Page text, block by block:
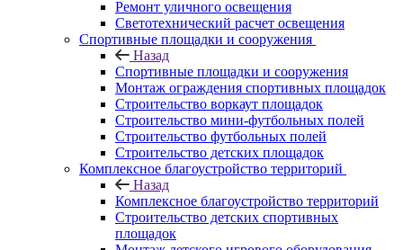
Ремонт уличного освещения
Светотехнический расчет освещения
Спортивные площадки и сооружения
Назад
Спортивные площадки и сооружения
Монтаж ограждения спортивных площадок
Строительство воркаут площадок
Строительство мини-футбольных полей
Строительство футбольных полей
Строительство детских площадок
Комплексное благоустройство территорий
Назад
Комплексное благоустройство территорий
Строительство детских спортивных
площадок